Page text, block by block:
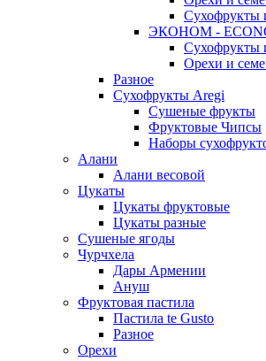
Сухофрукты
ЭКОНОМ -
Сухофрукты
Орехи и
Разное
Сухофрукты Aregi
Сушеные фрукты
Фруктовые Чипсы
Наборы
Алани
Алани весовой
Цукаты
Цукаты фруктовые
Цукаты разные
Сушеные ягоды
Чурчхела
Дары Армении
Ануш
Фруктовая пастила
Пастила te Gusto
Разное
Орехи